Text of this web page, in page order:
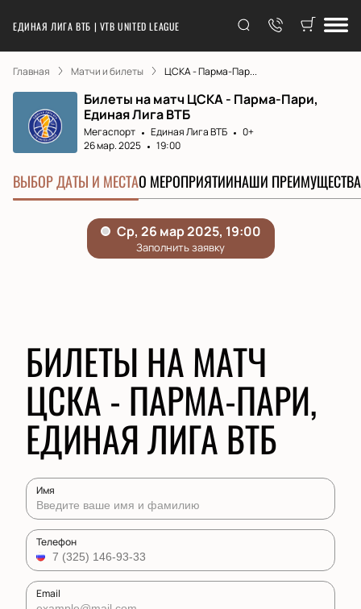
ЕДИНАЯ ЛИГА ВТБ | VTB UNITED LEAGUE
Главная Матчи и билеты ЦСКА - Парма-Пар...
Билеты на матч ЦСКА - Парма-Пари,
Единая Лига ВТБ
Мегаспорт Единая Лига ВТБ
0+
26 мар. 2025
19:00
ВЫБОР ДАТЫ И МЕСТАО МЕРОПРИЯТИИНАШИ ПРЕИМУЩЕСТВА
БИЛЕТЫ НА МАТЧ
ЦСКА - ПАРМА-ПАРИ,
ЕДИНАЯ ЛИГА ВТБ
Имя
Телефон
Email